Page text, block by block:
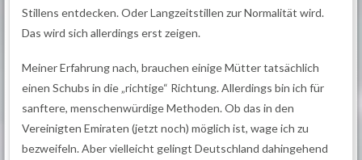
Stillens entdecken. Oder Langzeitstillen zur Normalität wird.
Das wird sich allerdings erst zeigen.
Meiner Erfahrung nach, brauchen einige Mütter tatsächlich
einen Schubs in die „richtige“ Richtung. Allerdings bin ich für
sanftere, menschenwürdige Methoden. Ob das in den
Vereinigten Emiraten (jetzt noch) möglich ist, wage ich zu
bezweifeln. Aber vielleicht gelingt Deutschland dahingehend